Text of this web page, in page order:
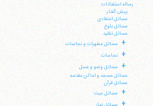
رساله استفتائات
پیش گفتار:
مسائل اعتقادی
مسائل بلوغ
مسائل تقلید
+ مسائل مطهرات و نجاسات
+ نجاسات
+
مسائل وضو و غسل
مسائل مسجد و اماکن مقدسه
مسائل قرآن
+ مسائل میت